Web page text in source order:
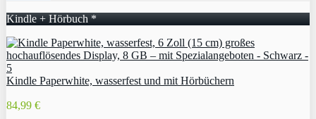
Kindle + Hörbuch *
Kindle Paperwhite, wasserfest und mit Hörbüchern
84,99 €